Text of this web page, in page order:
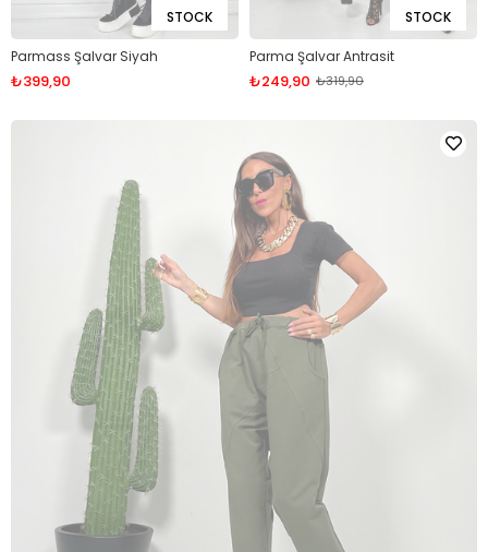
STOCK
Parmass Şalvar Siyah
₺399,90
STOCK
Parma Şalvar Antrasit
₺249,90 ₺319,90